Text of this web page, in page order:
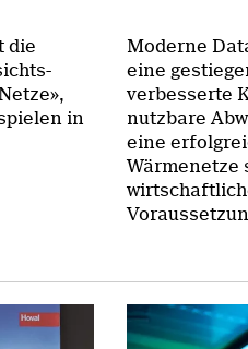
die
in
Moderne
eine
verbesserte
nutzbare
eine
Wärmenetze